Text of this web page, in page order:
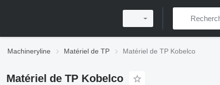
Machineryline Matériel de TP Matériel de TP Kobelco
Matériel de TP Kobelco